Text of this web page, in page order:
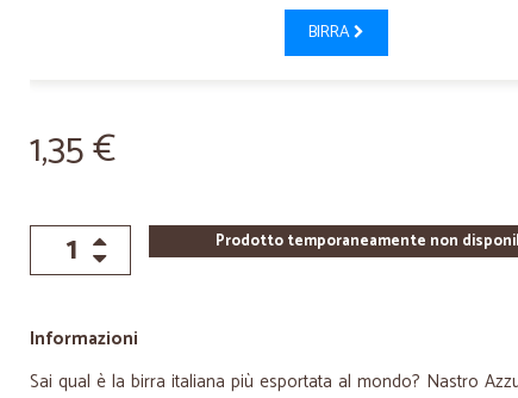
BIRRA
1,35 €
Prodotto temporaneamente non
Informazioni
Sai qual è la birra italiana più esportata al mondo? Nastro